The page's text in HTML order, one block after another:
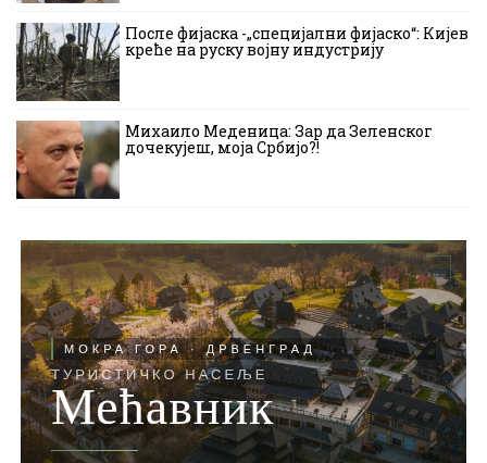
После фијаска -„специјални фијаско“: Кијев
креће на руску војну индустрију
Михаило Меденица: Зар да Зеленског
дочекујеш, моја Србијо?!